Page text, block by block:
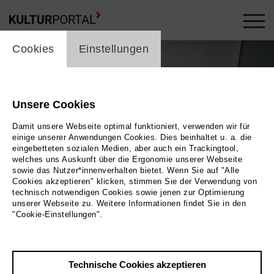
cookie_layer
Cookies Einstellungen
Unsere Cookies
Damit unsere Webseite optimal funktioniert, verwenden wir für
einige unserer Anwendungen Cookies. Dies beinhaltet u. a. die
eingebetteten sozialen Medien, aber auch ein Trackingtool,
welches uns Auskunft über die Ergonomie unserer Webseite
sowie das Nutzer*innenverhalten bietet. Wenn Sie auf "Alle
Cookies akzeptieren" klicken, stimmen Sie der Verwendung von
technisch notwendigen Cookies sowie jenen zur Optimierung
unserer Webseite zu. Weitere Informationen findet Sie in den
"Cookie-Einstellungen".
Technische Cookies akzeptieren